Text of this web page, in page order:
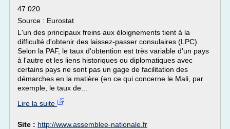
47 020
Source : Eurostat
L'un des principaux freins aux éloignements tient à la
difficulté d'obtenir des laissez-passer consulaires (LPC).
Selon la PAF, le taux d'obtention est très variable d'un pays
à l'autre et les liens historiques ou diplomatiques avec
certains pays ne sont pas un gage de facilitation des
démarches en la matière (en ce qui concerne le Mali, par
exemple, le taux de...
Lire la suite
Site : http://www.assemblee-nationale.fr